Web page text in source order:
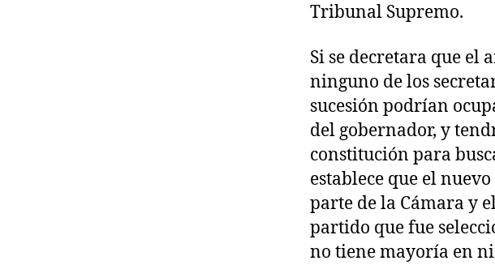
Tribunal Supremo.
Si se decretara que el
ninguno de los
sucesión podrían
del gobernador, y
constitución para
establece que el
parte de la Cámara y
partido que fue
no tiene mayoría en